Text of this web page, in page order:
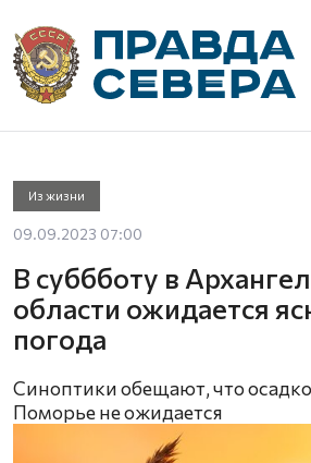
Из жизни
09.09.2023 07:00
В суббботу в
области ожидается
погода
Синоптики обещают, что
Поморье не ожидается